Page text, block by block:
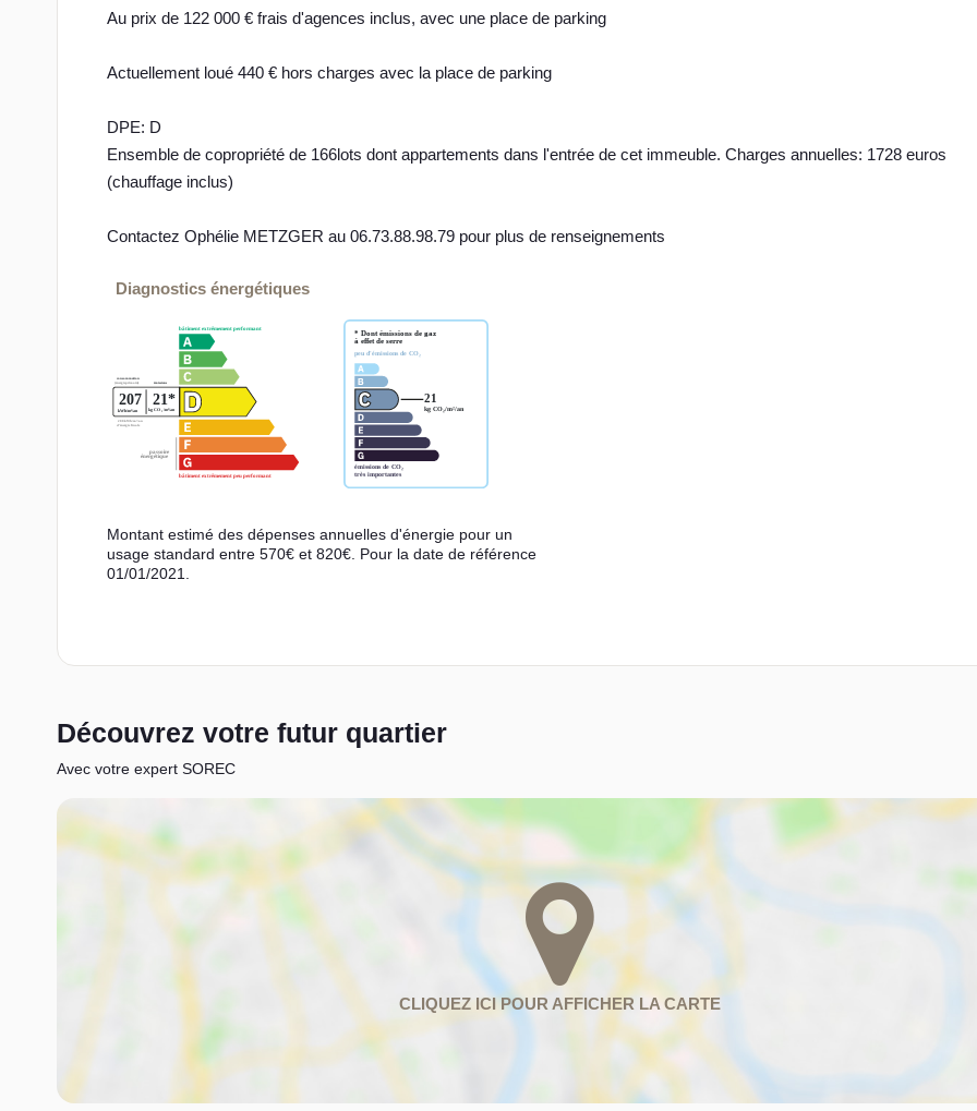
Au prix de 122 000 € frais d'agences inclus, avec une place de parking
Actuellement loué 440 € hors charges avec la place de parking
DPE: D
Ensemble de copropriété de 166lots dont appartements dans l'entrée de cet immeuble. Charges annuelles: 1728 euros
(chauffage inclus)
Contactez Ophélie METZGER au 06.73.88.98.79 pour plus de renseignements
Diagnostics énergétiques
Montant estimé des dépenses annuelles d'énergie pour un
usage standard entre 570€ et 820€. Pour la date de référence
01/01/2021.
Découvrez votre futur quartier
Avec votre expert SOREC